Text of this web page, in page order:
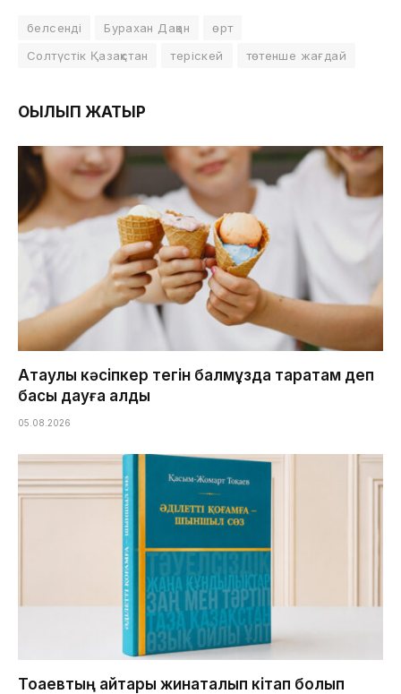
белсенді Бурахан Дақан
өрт
Солтүстік Қазақстан
теріскей төтенше жағдай
ОҚЫЛЫП ЖАТЫР
Ақтаулық кәсіпкер тегін балмұздақ таратам деп
басы дауға қалды
05.08.2026
Тоқаевтың айтқары жинақталып кітап болып